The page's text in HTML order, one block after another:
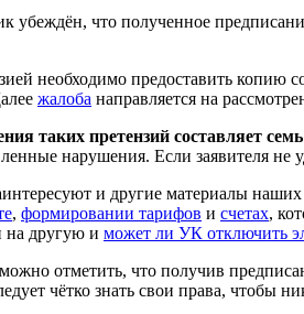
убеждён, что полученное
необходимо предоставить копию
жалоба направляется на
таких претензий составляет
нарушения. Если заявителя
и другие материалы наших
, формировании тарифов и счетах,
на другую и может ли УК отключить
отметить, что получив
чётко знать свои права, чтобы